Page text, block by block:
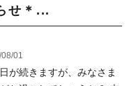
せ＊...
01
が続きますが、みなさま